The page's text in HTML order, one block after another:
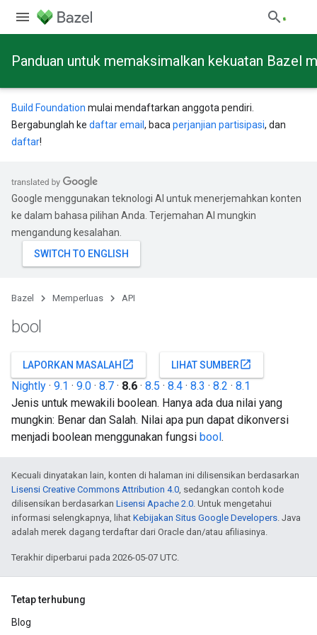
Panduan untuk memaksimalkan kekuatan Bazel
Build Foundation mulai mendaftarkan anggota pendiri.
Bergabunglah ke daftar email , baca perjanjian partisipasi, dan
daftar!
Google menggunakan teknologi AI untuk menerjemahkan konten
ke dalam bahasa pilihan Anda. Terjemahan AI mungkin
mengandung kesalahan.
Bazel Memperluas API
bool
LAPORKAN MASALAH open_in_new LIHAT SUMBERopen_in_new
Nightly · 9.1 · 9.0 · 8.7 · 8.6 · 8.5 · 8.4 · 8.3 · 8.2 · 8.1
Jenis untuk mewakili boolean. Hanya ada dua nilai yang
mungkin: Benar dan Salah. Nilai apa pun dapat dikonversi
menjadi boolean menggunakan fungsi bool.
Kecuali dinyatakan lain, konten di halaman ini dilisensikan berdasarkan
Lisensi Creative Commons Attribution 4.0, sedangkan contoh kode
dilisensikan berdasarkan Lisensi Apache 2.0. Untuk mengetahui
informasi selengkapnya, lihat Kebijakan Situs Google Developers. Java
adalah merek dagang terdaftar dari Oracle dan/atau afiliasinya.
Terakhir diperbarui pada 2026-05-07 UTC.
Tetap terhubung
Blog